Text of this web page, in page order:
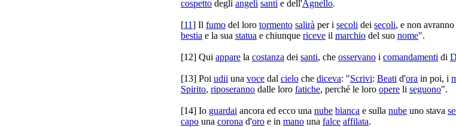
cospetto degli angeli santi e dell'Agnello.
[11] Il fumo del loro tormento salirà per i secoli dei secoli, e non avranno
bestia e la sua statua e chiunque riceve il marchio del suo nome".
[12] Qui appare la costanza dei santi, che osservano i comandamenti di
[13] Poi udii una voce dal cielo che diceva: "Scrivi: Beati d'ora in poi, i
Spirito, riposeranno dalle loro fatiche, perché le loro opere li seguono".
[14] Io guardai ancora ed ecco una nube bianca e sulla nube uno stava
capo una corona d'oro e in mano una falce affilata.